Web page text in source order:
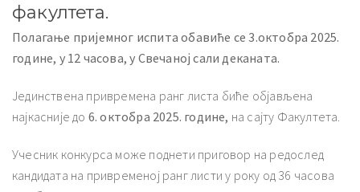
факултета.
Полагање пријемног испита обавиће се3.октобра 2025.
године, у 12 часова,у Свечаној сали деканата.
Јединствена привремена ранг листа биће објављена
најкасније до 6.октобра 2025. године, на сајту Факултета.
Учесник конкурса може поднети приговор на редослед
кандидата на привременој ранг листи у року од 36 часова